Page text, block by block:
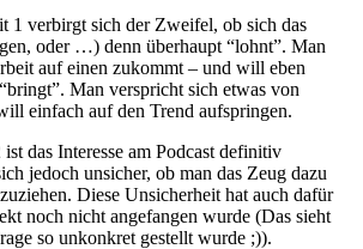
1 verbirgt sich der Zweifel, ob sich das
oder …) denn überhaupt “lohnt”. Man
auf einen zukommt – und will eben
Man verspricht sich etwas von
einfach auf den Trend aufspringen.
das Interesse am Podcast definitiv
jedoch unsicher, ob man das Zeug dazu
Diese Unsicherheit hat auch dafür
noch nicht angefangen wurde (Das sieht
so unkonkret gestellt wurde ;)).